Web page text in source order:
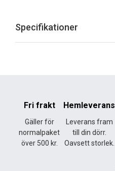
Specifikationer
Fri frakt
Gäller för
normalpaket
över 500 kr.
Hemleverans
Leverans fram
till din dörr.
Oavsett storlek.